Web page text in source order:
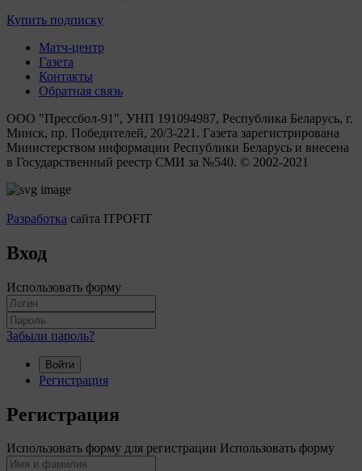
Купить подписку
Матч-центр
Газета
Контакты
Обратная связь
ООО "Прессбол-91", УНП 191094987, Республика Беларусь, г.
Минск, пр. Победителей, 20/3-221. Газета зарегистрирована
Министерством информации Республики Беларусь и внесена
в Государственный реестр СМИ за №540. © 2002-2021
Разработка сайта ITPOFIT
Вход
Использовать форму
Забыли пароль?
Войти
Регистрация
Регистрация
Использовать форму для регистрации Использовать форму